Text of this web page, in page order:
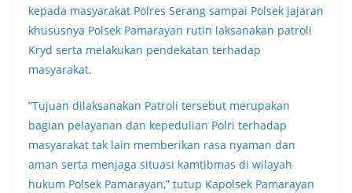
kepada masyarakat Polres Serang sampai Polsek jajaran
khususnya Polsek Pamarayan rutin laksanakan patroli
Kryd serta melakukan pendekatan terhadap
masyarakat.
”Tujuan dilaksanakan Patroli tersebut merupakan
bagian pelayanan dan kepedulian Polri terhadap
masyarakat tak lain memberikan rasa nyaman dan
aman serta menjaga situasi kamtibmas di wilayah
hukum Polsek Pamarayan,” tutup Kapolsek Pamarayan